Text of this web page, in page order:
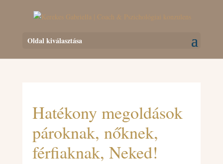
Oldal kiválasztása
Hatékony megoldások
pároknak, nőknek,
férfiaknak, Neked!